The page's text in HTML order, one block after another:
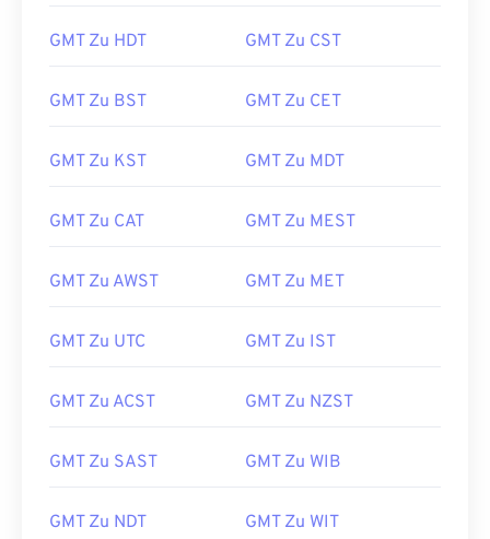
GMT Zu HDT GMT Zu CST
GMT Zu BST GMT Zu CET
GMT Zu KST GMT Zu MDT
GMT Zu CAT GMT Zu MEST
GMT Zu AWST GMT Zu MET
GMT Zu UTC GMT Zu IST
GMT Zu ACST GMT Zu NZST
GMT Zu SAST GMT Zu WIB
GMT Zu NDT GMT Zu WIT